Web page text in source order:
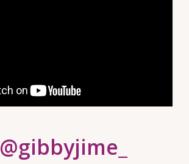
@gibbyjime_